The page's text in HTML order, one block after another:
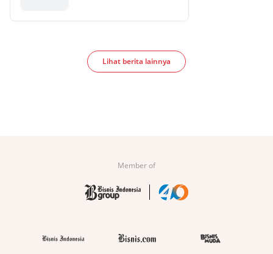
Lihat berita lainnya
Member of